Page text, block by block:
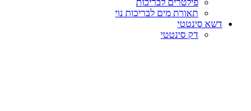
פילטרים לבריכות
תאורת מים לבריכות נוי
דשא סינטטי
דק סינטטי